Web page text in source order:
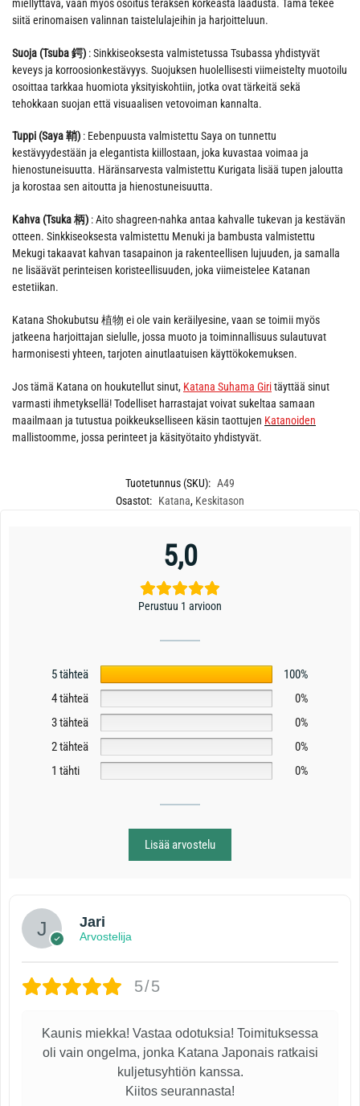
miellyttävä, vaan myös osoitus teräksen korkeasta laadusta. Tämä tekee
siitä erinomaisen valinnan taistelulajeihin ja harjoitteluun.
Suoja (Tsuba 鍔) : Sinkkiseoksesta valmistetussa Tsubassa yhdistyvät
keveys ja korroosionkestävyys. Suojuksen huolellisesti viimeistelty muotoilu
osoittaa tarkkaa huomiota yksityiskohtiin, jotka ovat tärkeitä sekä
tehokkaan suojan että visuaalisen vetovoiman kannalta.
Tuppi (Saya 鞘) : Eebenpuusta valmistettu Saya on tunnettu
kestävyydestään ja elegantista kiillostaan, joka kuvastaa voimaa ja
hienostuneisuutta. Häränsarvesta valmistettu Kurigata lisää tupen jaloutta
ja korostaa sen aitoutta ja hienostuneisuutta.
Kahva (Tsuka 柄) : Aito shagreen-nahka antaa kahvalle tukevan ja kestävän
otteen. Sinkkiseoksesta valmistettu Menuki ja bambusta valmistettu
Mekugi takaavat kahvan tasapainon ja rakenteellisen lujuuden, ja samalla
ne lisäävät perinteisen koristeellisuuden, joka viimeistelee Katanan
estetiikan.
Katana Shokubutsu 植物 ei ole vain keräilyesine, vaan se toimii myös
jatkeena harjoittajan sielulle, jossa muoto ja toiminnallisuus sulautuvat
harmonisesti yhteen, tarjoten ainutlaatuisen käyttökokemuksen.
Jos tämä Katana on houkutellut sinut, Katana Suhama Giritäyttää sinut
varmasti ihmetyksellä! Todelliset harrastajat voivat sukeltaa samaan
maailmaan ja tutustua poikkeukselliseen käsin taottujen Katanoiden
mallistoomme, jossa perinteet ja käsityötaito yhdistyvät.
Tuotetunnus (SKU): A49
Osastot: Katana, Keskitason
5,0
Perustuu 1 arvioon
5 tähteä
100%
4 tähteä
0%
3 tähteä
0%
2 tähteä
0%
1 tähti
0%
Lisää arvostelu
Jari
Arvostelija
5/5
Kaunis miekka! Vastaa odotuksia! Toimituksessa
oli vain ongelma, jonka Katana Japonais ratkaisi
kuljetusyhtiön kanssa.
Kiitos seurannasta!